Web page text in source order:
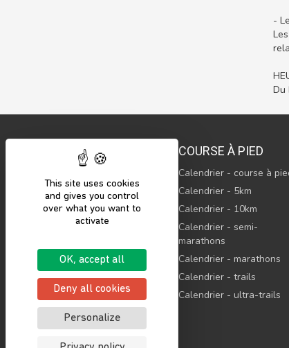
This site uses cookies
and gives you control
over what you want to
activate
OK, accept all
Deny all cookies
Personalize
-
Du
© 2023 Sports’N Connect, SAS
Tous droits réservés
Sports’N Connect, c’est le
l’écosystème sportif.
COURSE À PIED
Calendrier - course à
Calendrier - 5km
Calendrier - 10km
Calendrier - semi-
marathons
Calendrier - marathons
Calendrier - trails
Calendrier - ultra-trails